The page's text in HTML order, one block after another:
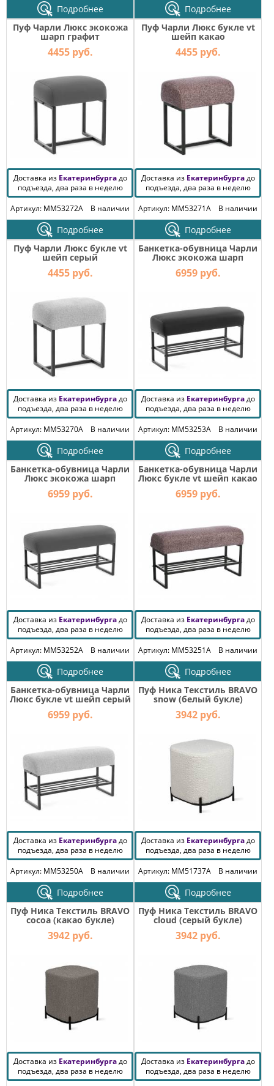
Подробнее
Подробнее
Пуф Чарли Люкс экокожа
шарп графит
4455 руб.
Доставка из Екатеринбургадо
подъезда, два раза в неделю
Артикул: MM53272A
В наличии
Подробнее
Пуф Чарли Люкс букле vt
шейп какао
4455 руб.
Доставка из Екатеринбургадо
подъезда, два раза в неделю
Артикул: MM53271A
В наличии
Подробнее
Пуф Чарли Люкс букле vt
шейп серый
4455 руб.
Доставка из Екатеринбургадо
подъезда, два раза в неделю
Артикул: MM53270A
В наличии
Подробнее
Банкетка-обувница Чарли
Люкс экокожа шарп
чёрный
6959 руб.
Доставка из Екатеринбургадо
подъезда, два раза в неделю
Артикул: MM53253A
В наличии
Подробнее
Банкетка-обувница Чарли
Люкс экокожа шарп
графит
6959 руб.
Доставка из Екатеринбургадо
подъезда, два раза в неделю
Артикул: MM53252A
В наличии
Подробнее
Банкетка-обувница Чарли
Люкс букле vt шейп какао
6959 руб.
Доставка из Екатеринбургадо
подъезда, два раза в неделю
Артикул: MM53251A
В наличии
Подробнее
Банкетка-обувница Чарли
Люкс букле vt шейп серый
6959 руб.
Доставка из Екатеринбургадо
подъезда, два раза в неделю
Артикул: MM53250A
В наличии
Подробнее
Пуф Ника Текстиль BRAVO
snow (белый букле)
3942 руб.
Доставка из Екатеринбургадо
подъезда, два раза в неделю
Артикул: MM51737A
В наличии
Подробнее
Пуф Ника Текстиль BRAVO
cocoa (какао букле)
3942 руб.
Доставка из Екатеринбургадо
подъезда, два раза в неделю
Пуф Ника Текстиль BRAVO
cloud (серый букле)
3942 руб.
Доставка из Екатеринбургадо
подъезда, два раза в неделю